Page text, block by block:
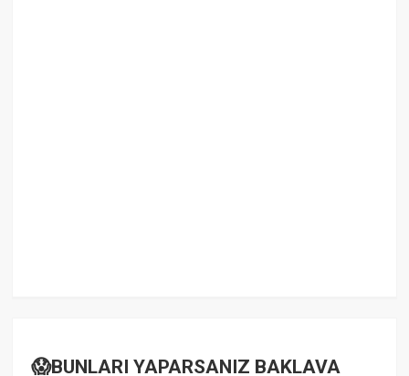
😱BUNLARI YAPARSANIZ BAKLAVA